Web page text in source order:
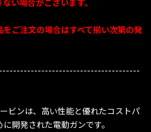
い場合がございます。
をご注文の場合はすべて揃い次第の発
ビンは、高い性能と優れたコストパ
開発された電動ガンです。